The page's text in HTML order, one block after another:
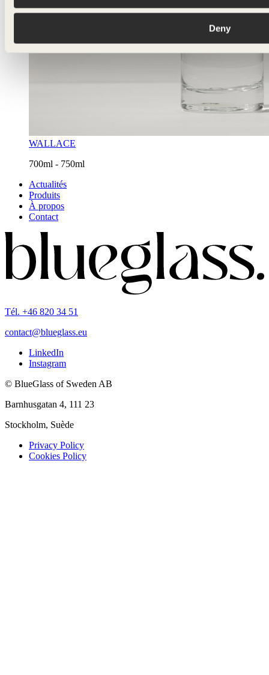
Deny
WALLACE
700ml - 750ml
Actualités
Produits
À propos
Contact
Tél. +46 820 34 51
contact@blueglass.eu
LinkedIn
Instagram
© BlueGlass of Sweden AB
Barnhusgatan 4, 111 23
Stockholm, Suède
Privacy Policy
Cookies Policy